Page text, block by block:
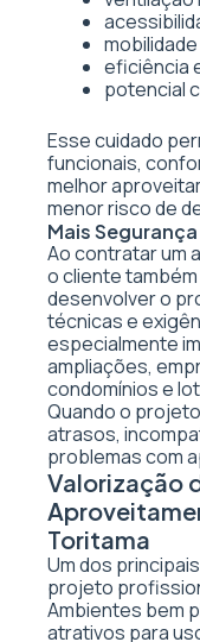
eficiência
potencial
Esse cuidado
funcionais,
melhor
menor risco de
Mais
Ao contratar um
o cliente
desenvolver o
técnicas e
especialmente
ampliações,
condomínios e
Quando o
atrasos,
problemas com
Valorização
Toritama
Um dos
projeto
Ambientes bem
atrativos para